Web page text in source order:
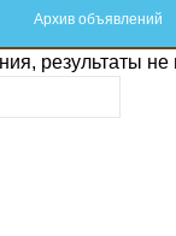
коррупции
для СМИ
Архив объявлений
результаты